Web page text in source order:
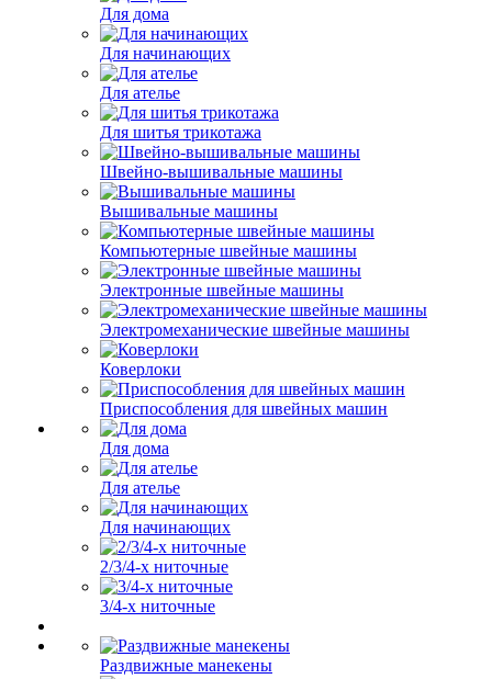
Для дома
Для начинающих
Для ателье
Для шитья трикотажа
Швейно-вышивальные машины
Вышивальные машины
Компьютерные швейные машины
Электронные швейные машины
Электромеханические швейные машины
Коверлоки
Приспособления для швейных машин
Для дома
Для ателье
Для начинающих
2/3/4-х ниточные
3/4-х ниточные
Раздвижные манекены